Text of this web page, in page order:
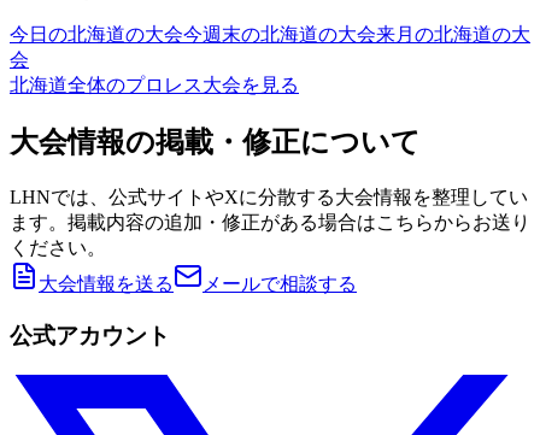
今日の北海道の大会今週末の北海道の大会来月の北海道の大
会
北海道全体のプロレス大会を見る
大会情報の掲載・修正について
LHNでは、公式サイトやXに分散する大会情報を整理してい
ます。掲載内容の追加・修正がある場合はこちらからお送り
ください。
大会情報を送る
メールで相談する
公式アカウント